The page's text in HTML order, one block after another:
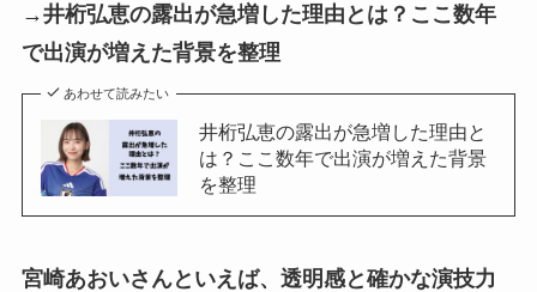
→井桁弘恵の露出が急増した理由とは？ここ数年
で出演が増えた背景を整理
あわせて読みたい
井桁弘恵の露出が急増した理由と
は？ここ数年で出演が増えた背景
を整理
宮崎あおいさんといえば、透明感と確かな演技力